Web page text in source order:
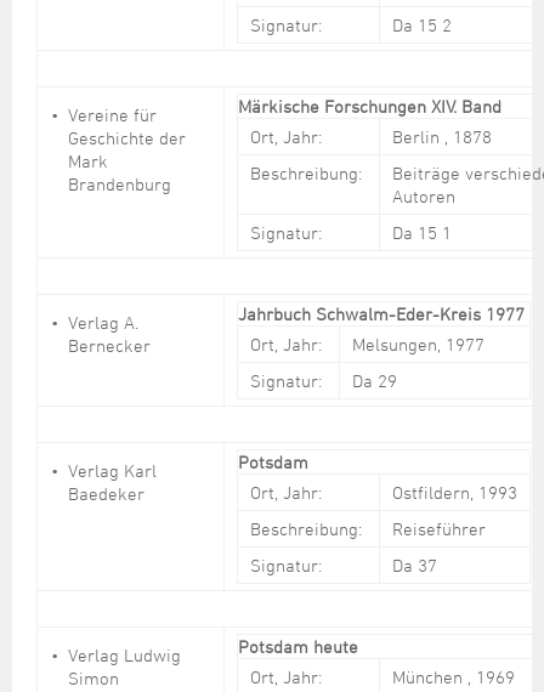
Signatur:
Da 15 2
Vereine für
Geschichte der
Mark
Brandenburg
Märkische Forschungen XIV. Band
Ort, Jahr:
Berlin , 1878
Beschreibung:
Beiträge
Autoren
Signatur:
Da 15 1
Verlag A.
Bernecker
Jahrbuch Schwalm-Eder-Kreis 1977
Ort, Jahr:
Melsungen, 1977
Signatur:
Da 29
Verlag Karl
Baedeker
Potsdam
Ort, Jahr:
Ostfildern, 1993
Beschreibung:
Reiseführer
Signatur:
Da 37
Verlag Ludwig
Simon
Potsdam heute
Ort, Jahr:
München , 1969